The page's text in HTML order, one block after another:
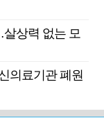
상력 없는 모
의료기관 폐원